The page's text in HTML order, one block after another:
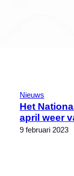
Nieuws
Het
april weer
9 februari 2023